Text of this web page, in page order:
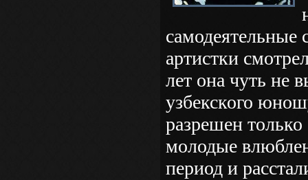
самодеятельные
артистки
лет она чуть не
узбекского
разрешен
молодые
период и